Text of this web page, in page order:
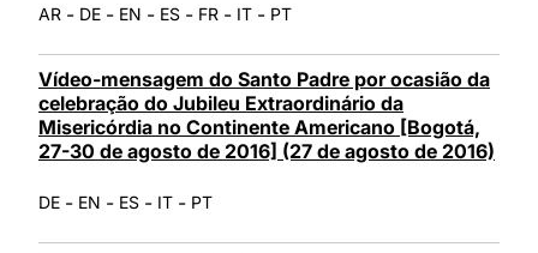
AR - DE - EN - ES - FR - IT - PT
Vídeo-mensagem do Santo Padre por ocasião da
celebração do Jubileu Extraordinário da
Misericórdia no Continente Americano [Bogotá,
27-30 de agosto de 2016] (27 de agosto de 2016)
DE - EN - ES - IT - PT